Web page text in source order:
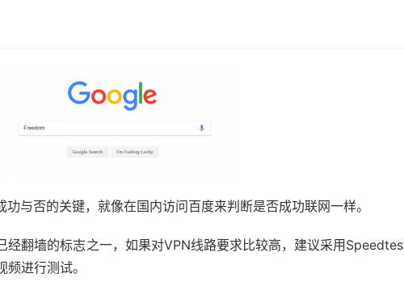
与否的关键，就像在国内访问百度来判断是否成功联网一样。
经翻墙的标志之一，如果对VPN线路要求比较高，建议采用
进行测试。